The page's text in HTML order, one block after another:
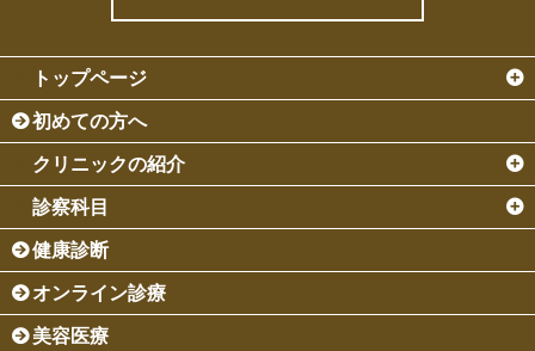
トップページ
初めての方へ
クリニックの紹介
診察科目
健康診断
オンライン診療
美容医療